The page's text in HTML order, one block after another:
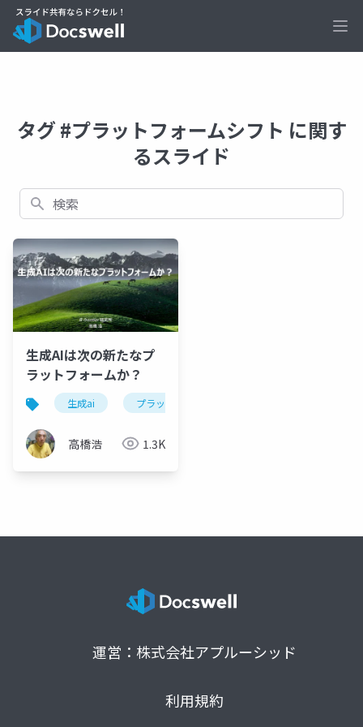
タグ #プラットフォームシフト に関す
るスライド
検索
生成AIは次の新たなプ
ラットフォームか？
生成ai プラットフォーム
高橋浩 1.3K
運営：株式会社アプルーシッド
利用規約